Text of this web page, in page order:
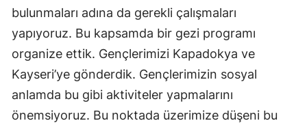
bulunmaları adına da gerekli çalışmaları
yapıyoruz. Bu kapsamda bir gezi programı
organize ettik. Gençlerimizi Kapadokya ve
Kayseri’ye gönderdik. Gençlerimizin sosyal
anlamda bu gibi aktiviteler yapmalarını
önemsiyoruz. Bu noktada üzerimize düşeni bu